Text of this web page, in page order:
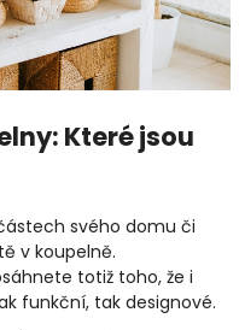
Které jsou
svého domu či
v koupelně.
totiž toho, že i
funkční, tak designové.